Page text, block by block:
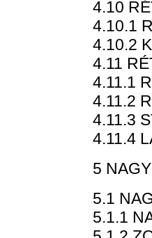
4.10
4.10.1
4.10.2
4.11
4.11.1
4.11.2
4.11.3
4.11.4
5
5.1
5.1.1